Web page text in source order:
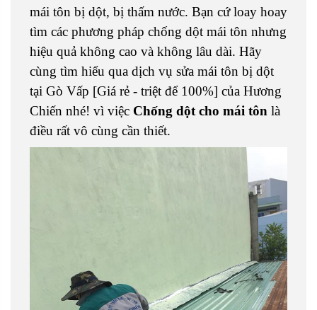
mái tôn bị dột, bị thấm nước. Bạn cứ loay hoay
tìm các phương pháp chống dột mái tôn nhưng
hiệu quả không cao và không lâu dài. Hãy
cùng tìm hiểu qua dịch vụ sửa mái tôn bị dột
tại Gò Vấp [Giá rẻ - triệt để 100%] của Hương
Chiến nhé! vì việc Chống dột cho mái tôn là
điều rất vô cùng cần thiết.